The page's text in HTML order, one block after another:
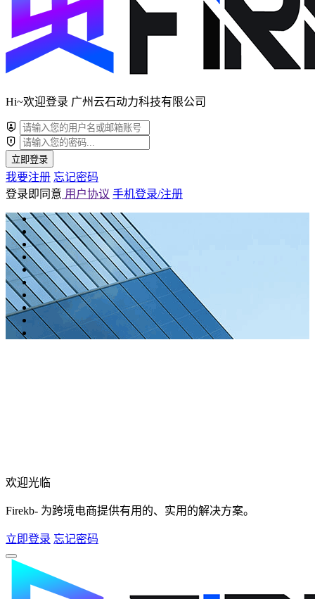
Hi~欢迎登录 广州云石动力科技有限公司
立即登录
我要注册 忘记密码
登录即同意 用户协议 手机登录/注册
欢迎光临
Firekb- 为跨境电商提供有用的、实用的解决方案。
立即登录 忘记密码